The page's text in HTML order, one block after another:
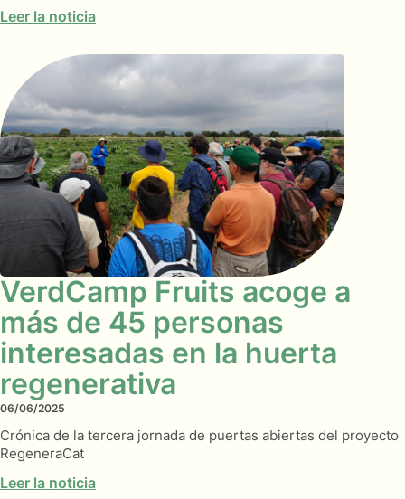
Leer la noticia
VerdCamp Fruits acoge a
más de 45 personas
interesadas en la huerta
regenerativa
06/06/2025
Crónica de la tercera jornada de puertas abiertas del proyecto
RegeneraCat
Leer la noticia